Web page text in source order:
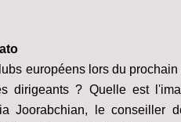
européens lors du
dirigeants ? Quelle est
Joorabchian, le conseiller